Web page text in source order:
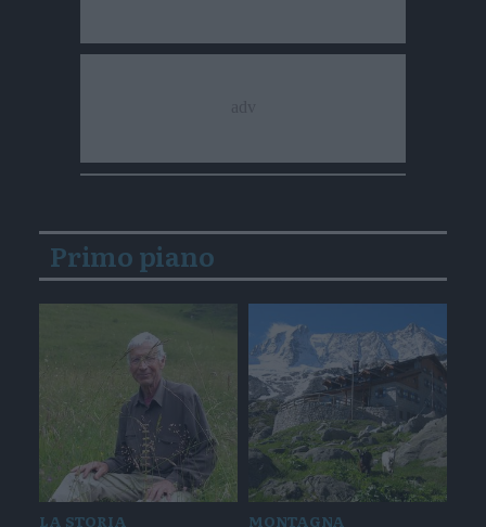
Primo piano
LA STORIA MONTAGNA